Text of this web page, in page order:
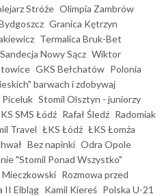
Stróże Olimpia Zambrów
Granica Kętrzyn
Termalica Bruk-Bet
Sandecja Nowy Sącz Wiktor
GKS Bełchatów Polonia
barwach i zdobywaj
Piceluk Stomil Olsztyn - juniorzy
SMS Łódź Rafał Śledź Radomiak
Travel ŁKS Łódź ŁKS Łomża
Bez napinki Odra Opole
"Stomil Ponad Wszystko"
Mieczkowski Rozmowa przed
II Elbląg Kamil Kiereś Polska U-21